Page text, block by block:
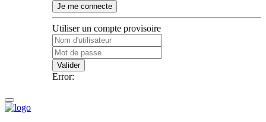
Je me connecte
Utiliser un compte provisoire
Valider
Error: